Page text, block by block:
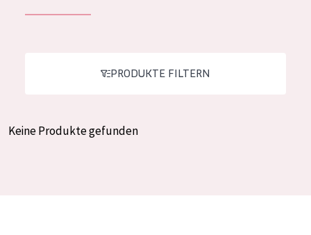
ALLE PRODUKTE
Spanish
PRODUKTE FILTERN
Keine Produkte gefunden